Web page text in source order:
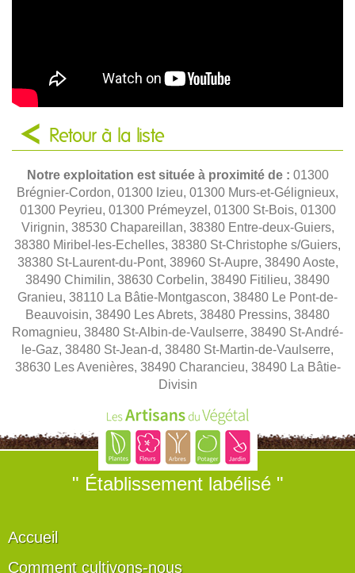
Retour à la liste
Notre exploitation est située à proximité de : 01300
Brégnier-Cordon, 01300 Izieu, 01300 Murs-et-Gélignieux,
01300 Peyrieu, 01300 Prémeyzel, 01300 St-Bois, 01300
Virignin, 38530 Chapareillan, 38380 Entre-deux-Guiers,
38380 Miribel-les-Echelles, 38380 St-Christophe s/Guiers,
38380 St-Laurent-du-Pont, 38960 St-Aupre, 38490 Aoste,
38490 Chimilin, 38630 Corbelin, 38490 Fitilieu, 38490
Granieu, 38110 La Bâtie-Montgascon, 38480 Le Pont-de-
Beauvoisin, 38490 Les Abrets, 38480 Pressins, 38480
Romagnieu, 38480 St-Albin-de-Vaulserre, 38490 St-André-
le-Gaz, 38480 St-Jean-d, 38480 St-Martin-de-Vaulserre,
38630 Les Avenières, 38490 Charancieu, 38490 La Bâtie-
Divisin
" Établissement labélisé "
Accueil
Comment cultivons-nous